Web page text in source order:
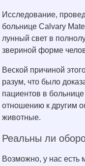
Исследование,
больнице Calvary
лунный свет в
звериной форме
Веской причиной
разум, что было
пациентов в
отношению к другим
животные.
Реальны ли
Возможно, у нас есть